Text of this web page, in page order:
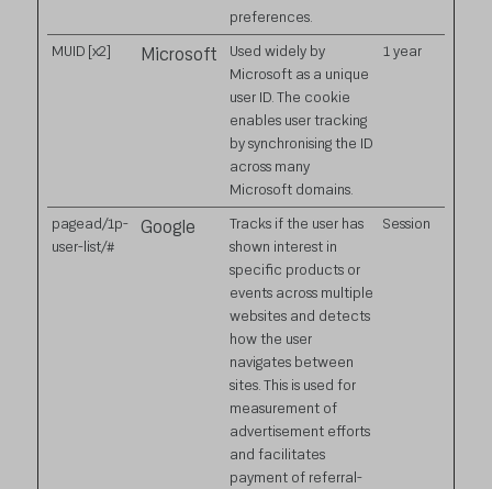
preferences.
MUID [x2] Microsoft
Used widely by
Microsoft as a unique
user ID. The cookie
enables user tracking
by synchronising the ID
across many
Microsoft domains.
1 year
pagead/1p-
user-list/#
Google
Tracks if the user has
shown interest in
specific products or
events across multiple
websites and detects
how the user
navigates between
sites. This is used for
measurement of
advertisement efforts
and facilitates
payment of referral-
Session